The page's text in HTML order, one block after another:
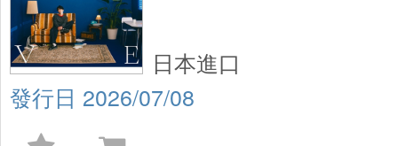
2026/07/08
日本進口